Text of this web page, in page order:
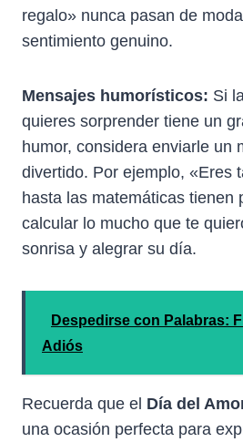
regalo» nunca pasan de
sentimiento genuino.
Mensajes humorísticos: Si
quieres sorprender tiene un
humor, considera enviarle un
divertido. Por ejemplo, «Eres
hasta las matemáticas tienen
calcular lo mucho que te
sonrisa y alegrar su día.
Despedirse con Palabras:
Adiós
Recuerda que el Día del
una ocasión perfecta para